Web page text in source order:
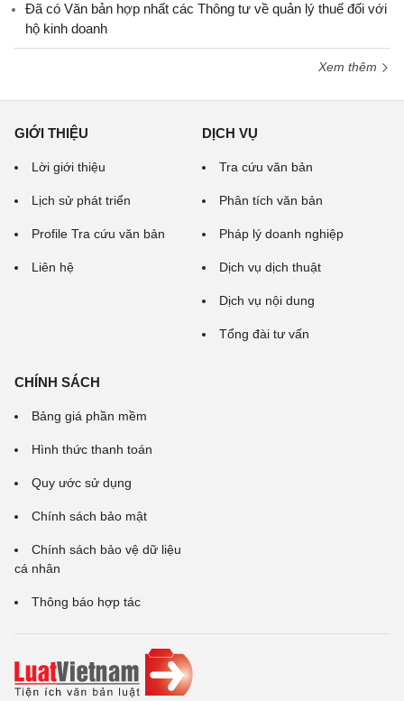
Đã có Văn bản hợp nhất các Thông tư về quản lý thuế đối với
hộ kinh doanh
Xem thêm
GIỚI THIỆU
Lời giới thiệu
Lịch sử phát triển
Profile Tra cứu văn bản
Liên hệ
DỊCH VỤ
Tra cứu văn bản
Phân tích văn bản
Pháp lý doanh nghiệp
Dịch vụ dịch thuật
Dịch vụ nội dung
Tổng đài tư vấn
CHÍNH SÁCH
Bảng giá phần mềm
Hình thức thanh toán
Quy ước sử dụng
Chính sách bảo mật
Chính sách bảo vệ dữ liệu
cá nhân
Thông báo hợp tác